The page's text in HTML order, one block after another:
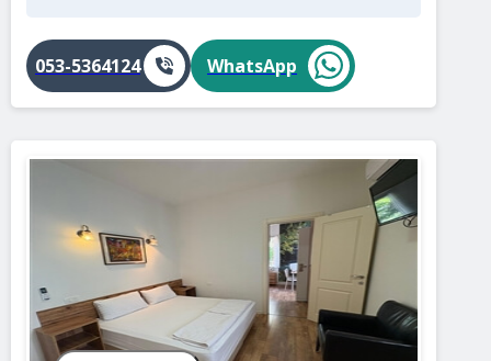
WhatsApp
053-5364124